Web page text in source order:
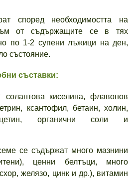
според необходимостта на
от съдържащите се в тях
по 1-2 супени лъжици на ден,
състояние.
съставки:
солантова киселина, флавонов
ксантофил, бетаин, холин,
органични соли и
се съдържат много мазнини
ценни белтъци, много
желязо, цинк и др.), витамин